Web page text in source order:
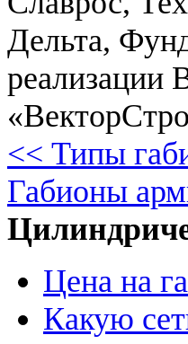
Дельта,
реализации
<< Типы
Габионы
Цена на
Какую